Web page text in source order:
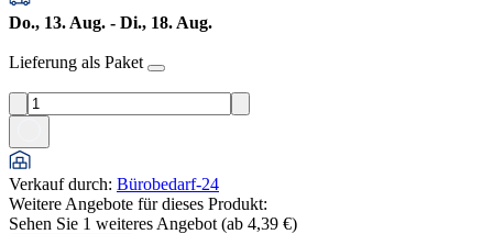
Do., 13. Aug. - Di., 18. Aug.
Lieferung als Paket
Verkauf durch: Bürobedarf-24
Weitere Angebote für dieses Produkt:
Sehen Sie 1 weiteres Angebot (ab 4,39 €)